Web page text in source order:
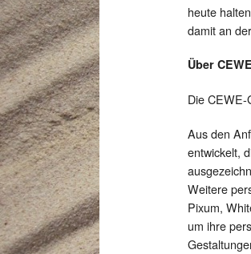
heute
damit an
Über CEWE
Die
Aus den
entwickelt,
Weitere
Pixum,
um ihre